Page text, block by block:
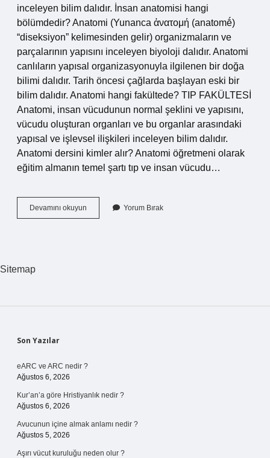
inceleyen bilim dalıdır. İnsan anatomisi hangi
bölümdedir? Anatomi (Yunanca ἀνατομή (anatomḗ)
“diseksiyon” kelimesinden gelir) organizmaların ve
parçalarının yapısını inceleyen biyoloji dalıdır. Anatomi
canlıların yapısal organizasyonuyla ilgilenen bir doğa
bilimi dalıdır. Tarih öncesi çağlarda başlayan eski bir
bilim dalıdır. Anatomi hangi fakültede? TIP FAKÜLTESİ
Anatomi, insan vücudunun normal şeklini ve yapısını,
vücudu oluşturan organları ve bu organlar arasındaki
yapısal ve işlevsel ilişkileri inceleyen bilim dalıdır.
Anatomi dersini kimler alır? Anatomi öğretmeni olarak
eğitim almanın temel şartı tıp ve insan vücudu…
Devamını okuyun Anatomi
Dersi
Yorum Bırak
Sitemap
Sidebar
Son Yazılar
eARC ve ARC nedir ?
Ağustos 6, 2026
Kur’an’a göre Hristiyanlık nedir ?
Ağustos 6, 2026
Avucunun içine almak anlamı nedir ?
Ağustos 5, 2026
Aşırı vücut kuruluğu neden olur ?